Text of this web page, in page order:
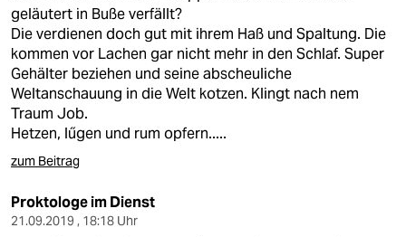
geläutert in Buße verfällt?
Die verdienen doch gut mit ihrem Haß und Spaltung. Die
kommen vor Lachen gar nicht mehr in den Schlaf. Super
Gehälter beziehen und seine abscheuliche
Weltanschauung in die Welt kotzen. Klingt nach nem
Traum Job.
Hetzen, lűgen und rum opfern.....
zum Beitrag
Proktologe im Dienst
21.09.2019 , 18:18 Uhr